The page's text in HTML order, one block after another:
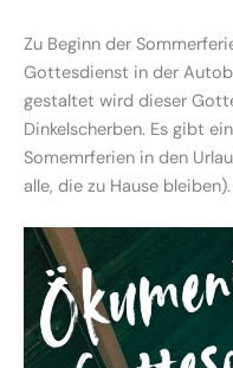
Zu Beginn der
Gottesdienst in der
gestaltet wird dieser
Dinkelscherben. Es gibt
Somemrferien in den
alle, die zu Hause bleiben).